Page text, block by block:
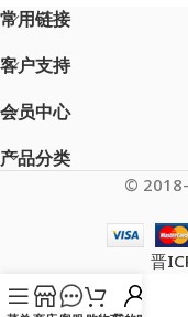
常用链接
客户支持
会员中心
产品分类
©
晋